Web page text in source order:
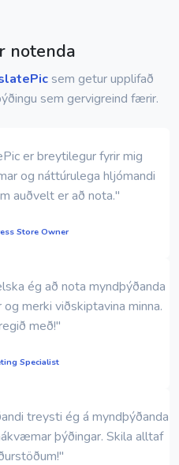
notenda
sem getur upplifað
sem gervigreind færir.
er breytilegur fyrir mig
og náttúrulega hljómandi
auðvelt er að nota."
Store Owner
ég að nota myndþýðanda
merki viðskiptavina minna.
með!"
Specialist
treysti ég á myndþýðanda
þýðingar. Skila alltaf